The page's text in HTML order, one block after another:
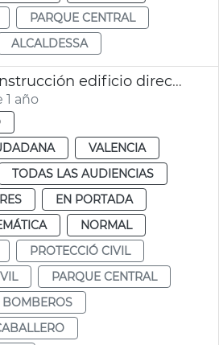
PARQUE CENTRAL
ALCALDESSA
Adjudicada construcción edificio dirección bomberos València
año
VALENCIA
TODAS LAS AUDIENCIAS
EN PORTADA
NORMAL
PROTECCIÓ CIVIL
PARQUE CENTRAL
BOMBEROS